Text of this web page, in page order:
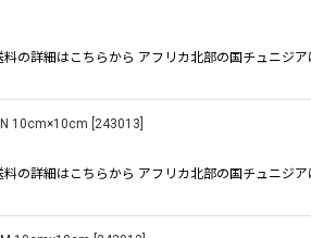
料の詳細はこちらから アフリカ北部の国チュニジ
10cm×10cm 243013
料の詳細はこちらから アフリカ北部の国チュニジ